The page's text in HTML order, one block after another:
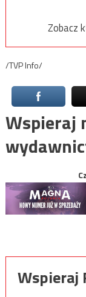
Zobacz
/TVP Info/
Wspieraj
Wspieraj